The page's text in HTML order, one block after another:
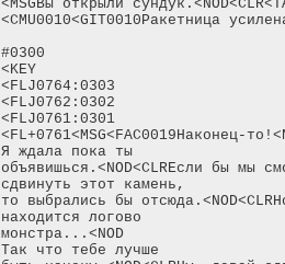
<MSGВы открыли
<CMU0010<GIT0010Ракетница
#0300
<KEY
<FLJ0764:0303
<FLJ0762:0302
<FLJ0761:0301
<FL+0761<MSG<FAC0019Наконец-
Я ждала пока ты
объявишься.<NOD<CLRЕсли бы мы
сдвинуть этот камень,
то выбрались бы
находится логово
монстра...<NOD
Так что тебе лучше